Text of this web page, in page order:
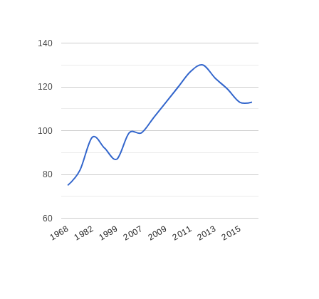
1968 1982 1999 2007 2009 2011 2013 2015
60
80
100
120
140